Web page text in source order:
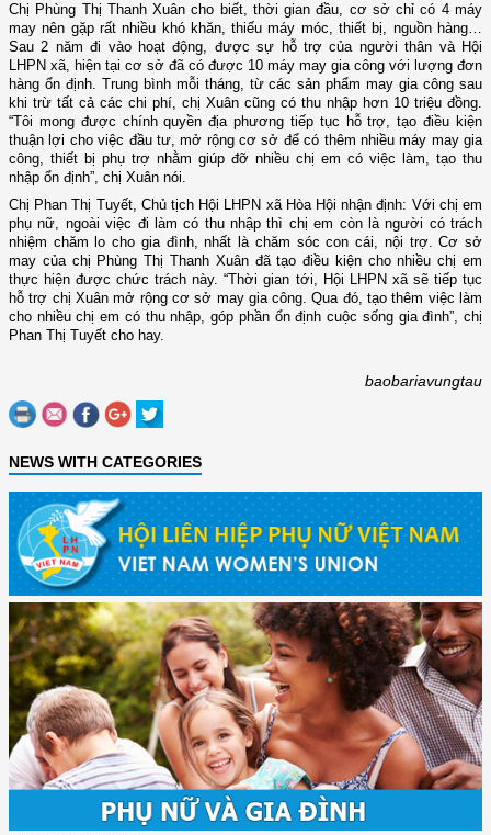
Chị Phùng Thị Thanh Xuân cho biết, thời gian đầu, cơ sở chỉ có 4 máy
may nên gặp rất nhiều khó khăn, thiếu máy móc, thiết bị, nguồn hàng…
Sau 2 năm đi vào hoạt động, được sự hỗ trợ của người thân và Hội
LHPN xã, hiện tại cơ sở đã có được 10 máy may gia công với lượng đơn
hàng ổn định. Trung bình mỗi tháng, từ các sản phẩm may gia công sau
khi trừ tất cả các chi phí, chị Xuân cũng có thu nhập hơn 10 triệu đồng.
“Tôi mong được chính quyền địa phương tiếp tục hỗ trợ, tạo điều kiện
thuận lợi cho việc đầu tư, mở rộng cơ sở để có thêm nhiều máy may gia
công, thiết bị phụ trợ nhằm giúp đỡ nhiều chị em có việc làm, tạo thu
nhập ổn định”, chị Xuân nói.
Chị Phan Thị Tuyết, Chủ tịch Hội LHPN xã Hòa Hội nhận định: Với chị em
phụ nữ, ngoài việc đi làm có thu nhập thì chị em còn là người có trách
nhiệm chăm lo cho gia đình, nhất là chăm sóc con cái, nội trợ. Cơ sở
may của chị Phùng Thị Thanh Xuân đã tạo điều kiện cho nhiều chị em
thực hiện được chức trách này. “Thời gian tới, Hội LHPN xã sẽ tiếp tục
hỗ trợ chị Xuân mở rộng cơ sở may gia công. Qua đó, tạo thêm việc làm
cho nhiều chị em có thu nhập, góp phần ổn định cuộc sống gia đình”, chị
Phan Thị Tuyết cho hay.
baobariavungtau
NEWS WITH CATEGORIES